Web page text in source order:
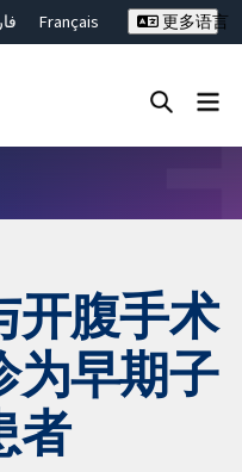
Français
更多语言
开腹手术
为早期子
者